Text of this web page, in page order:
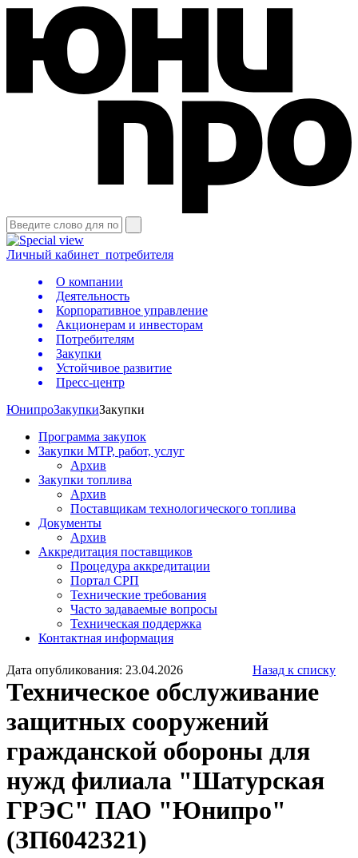
Личный кабинет потребителя
О компании
Деятельность
Корпоративное управление
Акционерам и инвесторам
Потребителям
Закупки
Устойчивое развитие
Пресс-центр
ЮнипроЗакупкиЗакупки
Программа закупок
Закупки МТР, работ, услуг
Архив
Закупки топлива
Архив
Поставщикам технологического топлива
Документы
Архив
Аккредитация поставщиков
Процедура аккредитации
Портал СРП
Технические требования
Часто задаваемые вопросы
Техническая поддержка
Контактная информация
Дата опубликования: 23.04.2026 Назад к списку
Техническое обслуживание
защитных сооружений
гражданской обороны для
нужд филиала "Шатурская
ГРЭС" ПАО "Юнипро"
(ЗП6042321)